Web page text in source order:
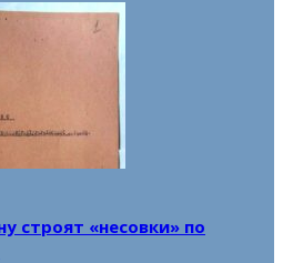
строят «несовки» по